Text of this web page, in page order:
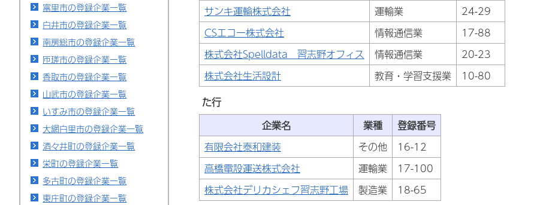
富里市の登録企業一覧
白井市の登録企業一覧
南房総市の登録企業一覧
匝瑳市の登録企業一覧
香取市の登録企業一覧
山武市の登録企業一覧
いすみ市の登録企業一覧
大網白里市の登録企業一覧
酒々井町の登録企業一覧
栄町の登録企業一覧
多古町の登録企業一覧
東庄町の登録企業一覧
サンキ運輸株式会社
運輸業
24-29
CSエコー株式会社
情報通信業
17-88
株式会社Spelldata 習志野オフィス
情報通信業
20-23
株式会社生活設計
教育・学習支援業
10-80
た行
企業名
業種
登録番号
有限会社泰和建装
その他
16-12
高橋電設運送株式会社
運輸業
17-100
株式会社デリカシェフ習志野工場
製造業
18-65